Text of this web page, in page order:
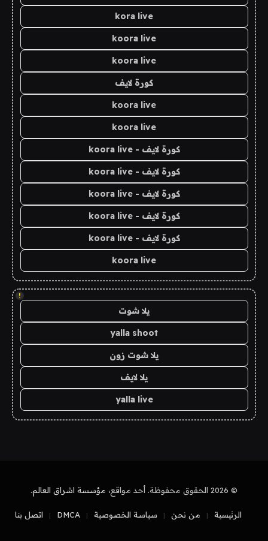
kora live
koora live
koora live
كورة لايف
koora live
koora live
كورة لايف - koora live
كورة لايف - koora live
كورة لايف - koora live
كورة لايف - koora live
كورة لايف - koora live
koora live
!
يلا شوت
yalla shoot
يلا شوت زون
يلا لايف
yalla live
© 2026 الحقوق محفوظة. أحد مواقع، مؤسسة اشراق العالم.
الرئيسية من نحن سياسة الخصوصية DMCA اتصل بنا